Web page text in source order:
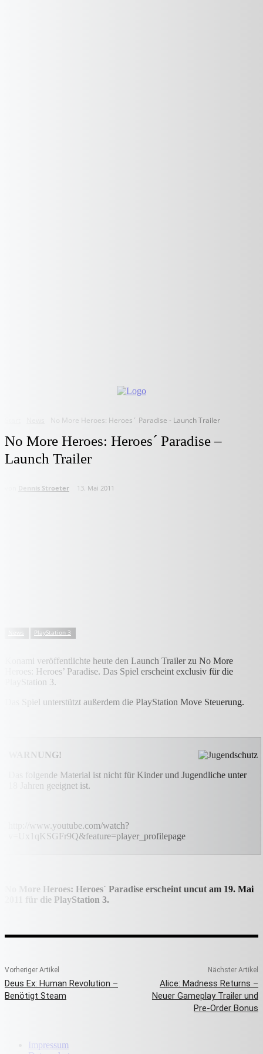
No More Heroes: Heroes´ Paradise - Launch Trailer
No More Heroes: Heroes´ Paradise –
Launch Trailer
Dennis Stroeter 13. Mai 2011
PlayStation 3
Konami veröffentlichte heute den Launch Trailer zu No More
Heroes: Heroes’ Paradise. Das Spiel erscheint exclusiv für die
PlayStation 3.
Das Spiel unterstützt außerdem die PlayStation Move Steuerung.
WARNUNG!
Das folgende Material ist nicht für Kinder und Jugendliche unter
18 Jahren geeignet ist.
http://www.youtube.com/watch?
v=Ux1qKSGFr9Q&feature=player_profilepage
No More Heroes: Heroes´ Paradise erscheint uncut am 19. Mai
2011 für die PlayStation 3.
Vorheriger Artikel
Deus Ex: Human Revolution –
Benötigt Steam
Nächster Artikel
Alice: Madness Returns –
Neuer Gameplay Trailer und
Pre-Order Bonus
Impressum